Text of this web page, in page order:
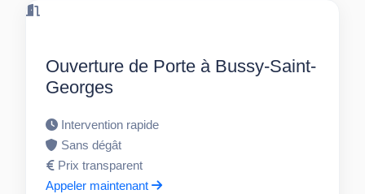
Ouverture de Porte à Bussy-Saint-
Georges
Intervention rapide
Sans dégât
Prix transparent
Appeler maintenant